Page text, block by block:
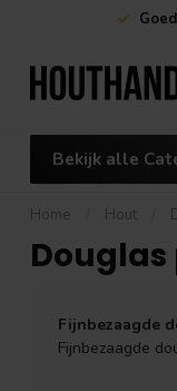
Bekijk alle
Home Hout
Fijnbezaagde
Fijnbezaagde